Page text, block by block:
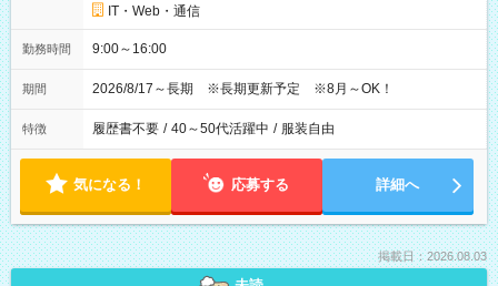
IT・Web・通信
勤務時間 9:00～16:00
期間 2026/8/17～長期 ※長期更新予定 ※8月～OK！
特徴 履歴書不要 / 40～50代活躍中 / 服装自由
気になる！ 応募する 詳細へ
掲載日：2026.08.03